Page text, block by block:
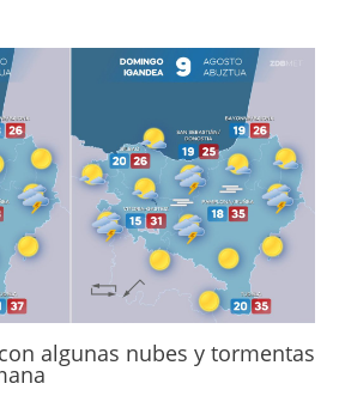
algunas nubes y tormentas